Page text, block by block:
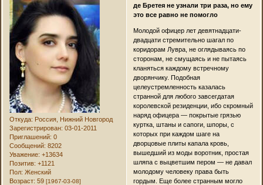
Откуда: Россия, Нижний Новгород
Зарегистрирован: 03-01-2011
Приглашений: 0
Сообщений: 8202
Уважение: +13634
Позитив: +1121
Пол: Женский
Возраст: 59[1967-03-08]
де Бретея не узнали три раза, но ему
это все равно не помогло
Молодой офицер лет девятнадцати-
двадцати стремительно шагал по
коридорам Лувра, не оглядываясь по
сторонам, не смущаясь и не пытаясь
кланяться каждому встречному
дворянчику. Подобная
целеустремленность казалась
странной для любого завсегдатая
королевской резиденции, ибо скромный
наряд офицера — покрытые грязью
куртка, штаны и сапоги, шпоры, с
которых при каждом шаге на
дворцовые плиты капала кровь,
вышедший из моды воротник, простая
шляпа с выцветшим пером — не давал
молодому человеку права быть
гордым. Еще более странным могло